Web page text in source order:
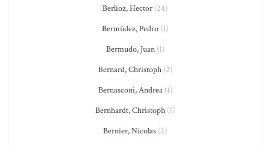
Berlioz, Hector (24)
Bermúdez, Pedro (1)
Bermudo, Juan(1)
Bernard, Christoph(2)
Bernasconi, Andrea(1)
Bernhardt, Christoph (1)
Bernier, Nicolas (2)